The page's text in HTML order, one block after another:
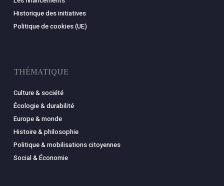
Historique des initiatives
Politique de cookies (UE)
THÉMATIQUE
Culture & société
Écologie & durabilité
Europe & monde
Histoire & philosophie
Politique & mobilisations citoyennes
Social & Économie